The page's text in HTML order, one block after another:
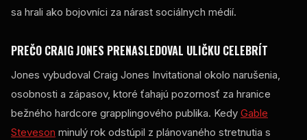
sa hrali ako bojovníci za nárast sociálnych médií.
PREČO CRAIG JONES PRENASLEDOVAL ULIČKU CELEBRÍT
Jones vybudoval Craig Jones Invitational okolo narušenia,
osobnosti a zápasov, ktoré ťahajú pozornosť za hranice
bežného hardcore grapplingového publika. Kedy Gable
Steveson minulý rok odstúpil z plánovaného stretnutia s